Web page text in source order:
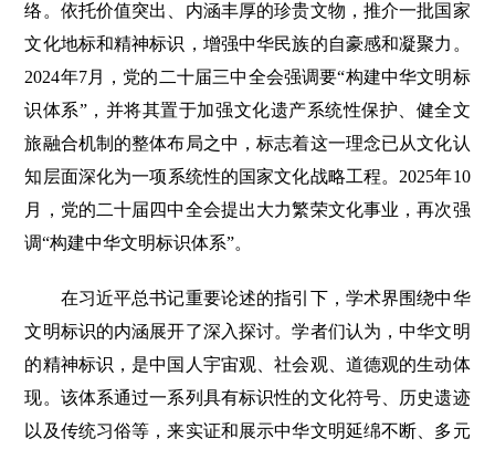
络。依托价值突出、内涵丰厚的珍贵文物，推介一批国家
文化地标和精神标识，增强中华民族的自豪感和凝聚力。
2024年7月，党的二十届三中全会强调要“构建中华文明标
识体系”，并将其置于加强文化遗产系统性保护、健全文
旅融合机制的整体布局之中，标志着这一理念已从文化认
知层面深化为一项系统性的国家文化战略工程。2025年10
月，党的二十届四中全会提出大力繁荣文化事业，再次强
调“构建中华文明标识体系”。
在习近平总书记重要论述的指引下，学术界围绕中华
文明标识的内涵展开了深入探讨。学者们认为，中华文明
的精神标识，是中国人宇宙观、社会观、道德观的生动体
现。该体系通过一系列具有标识性的文化符号、历史遗迹
以及传统习俗等，来实证和展示中华文明延绵不断、多元